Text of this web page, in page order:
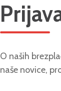
O naših
naše novice,